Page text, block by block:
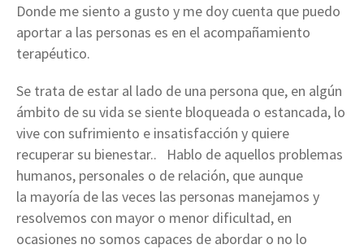
Donde me siento a gusto y me doy cuenta que puedo
aportar a las personas es en el acompañamiento
terapéutico.
Se trata de estar al lado de una persona que, en algún
ámbito de su vida se siente bloqueada o estancada, lo
vive con sufrimiento e insatisfacción y quiere
recuperar su bienestar.. Hablo de aquellos problemas
humanos, personales o de relación, que aunque
la mayoría de las veces las personas manejamos y
resolvemos con mayor o menor dificultad, en
ocasiones no somos capaces de abordar o no lo